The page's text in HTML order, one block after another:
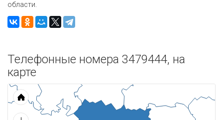
области.
Телефонные номера 3479444, на
карте